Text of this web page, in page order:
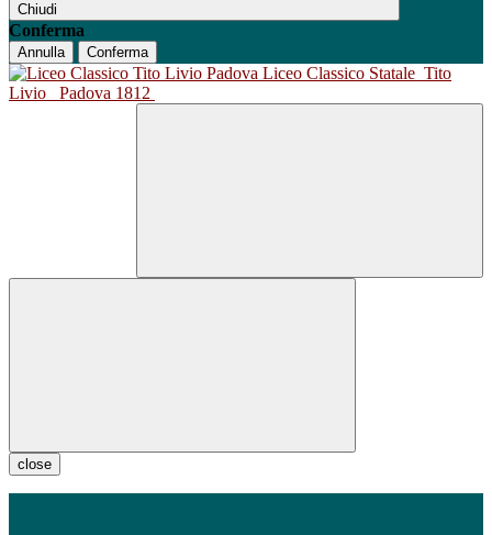
Chiudi
Conferma
Annulla Conferma
Liceo Classico Statale Tito
Livio
Padova 1812
close